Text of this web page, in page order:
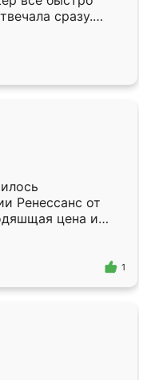
сразу.
подошёл к
Собрали
даже
Ренессанс от
цена и
Приехавший
самый
1